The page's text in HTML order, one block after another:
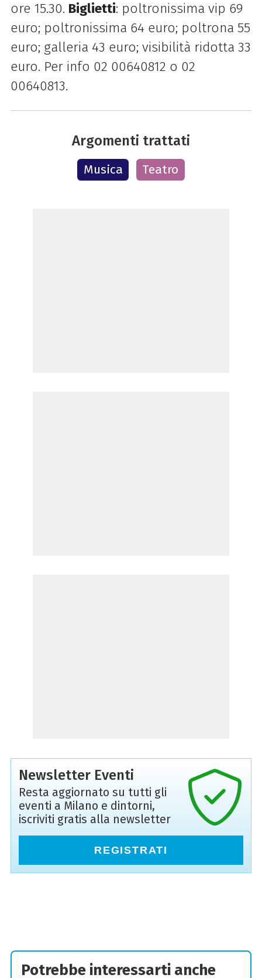
ore 15.30. Biglietti: poltronissima vip 69
euro; poltronissima 64 euro; poltrona 55
euro; galleria 43 euro; visibilità ridotta 33
euro. Per info 02 00640812 o 02
00640813.
Argomenti trattati
Musica Teatro
Newsletter Eventi
Resta aggiornato su tutti gli
eventi a Milano e dintorni,
iscriviti gratis alla newsletter
REGISTRATI
Potrebbe interessarti anche